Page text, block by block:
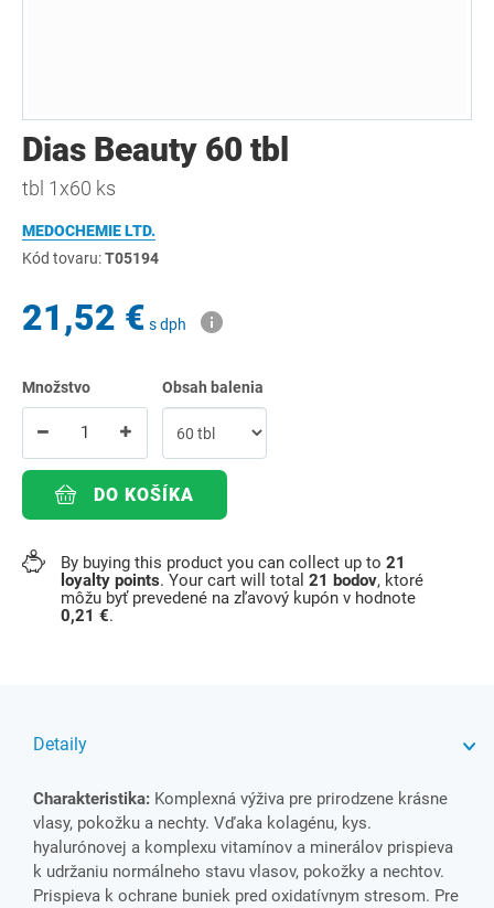
Dias Beauty 60 tbl
tbl 1x60 ks
MEDOCHEMIE LTD.
Kód tovaru:T05194
21,52 € s dph
Množstvo Obsah balenia
DO KOŠÍKA
By buying this product you can collect up to 21
loyalty points. Your cart will total 21 bodov, ktoré
môžu byť prevedené na zľavový kupón v hodnote
0,21 €.
Detaily
Charakteristika: Komplexná výživa pre prirodzene krásne
vlasy, pokožku a nechty. Vďaka kolagénu, kys.
hyalurónovej a komplexu vitamínov a minerálov prispieva
k udržaniu normálneho stavu vlasov, pokožky a nechtov.
Prispieva k ochrane buniek pred oxidatívnym stresom. Pre